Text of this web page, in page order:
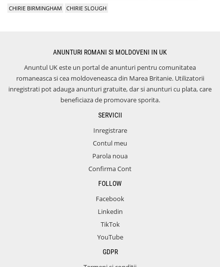
CHIRIE BIRMINGHAM
CHIRIE SLOUGH
ANUNTURI ROMANI SI MOLDOVENI IN UK
Anuntul UK este un portal de anunturi pentru comunitatea
romaneasca si cea moldoveneasca din Marea Britanie. Utilizatorii
inregistrati pot adauga anunturi gratuite, dar si anunturi cu plata, care
beneficiaza de promovare sporita.
SERVICII
Inregistrare
Contul meu
Parola noua
Confirma Cont
FOLLOW
Facebook
Linkedin
TikTok
YouTube
GDPR